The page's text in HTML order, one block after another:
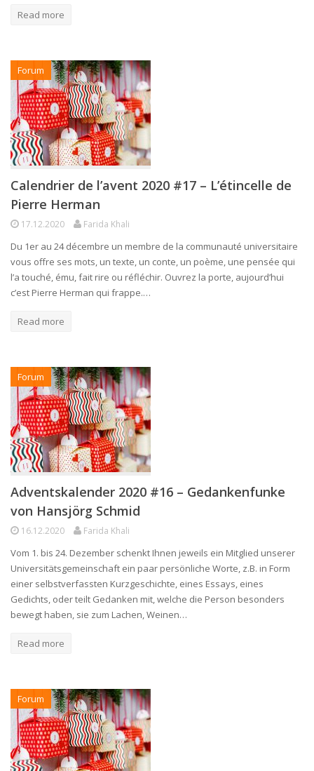
Read more
Forum
Calendrier de l’avent 2020 #17 – L’étincelle de
Pierre Herman
17.12.2020 Farida Khali
Du 1er au 24 décembre un membre de la communauté universitaire
vous offre ses mots, un texte, un conte, un poème, une pensée qui
l’a touché, ému, fait rire ou réfléchir. Ouvrez la porte, aujourd’hui
c’est Pierre Herman qui frappe.…
Read more
Forum
Adventskalender 2020 #16 – Gedankenfunke
von Hansjörg Schmid
16.12.2020 Farida Khali
Vom 1. bis 24. Dezember schenkt Ihnen jeweils ein Mitglied unserer
Universitätsgemeinschaft ein paar persönliche Worte, z.B. in Form
einer selbstverfassten Kurzgeschichte, eines Essays, eines
Gedichts, oder teilt Gedanken mit, welche die Person besonders
bewegt haben, sie zum Lachen, Weinen…
Read more
Forum